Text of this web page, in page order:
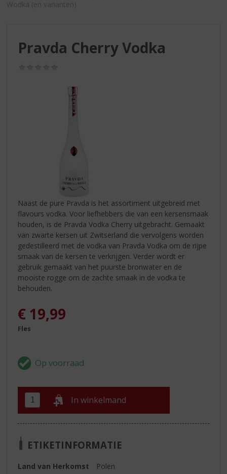
Wodka (en varianten)
Pravda Cherry Vodka
Naast de pure Pravda is het assortiment uitgebreid met
flavours vodka. Voor liefhebbers die van een kersensmaak
houden, is de Pravda Vodka Cherry uitgebracht. Gemaakt
van zwarte kersen uit Zwitserland die vervolgens worden
gedestilleerd met de vodka van Pravda Vodka om de rijpe
smaak van de kersen te verkrijgen. Verder wordt er
gebruik gemaakt van het puurste bronwater en de
mooiste rogge om de zachte smaak in de vodka te
behouden.
€ 19,99
Fles
In winkelmand
ETIKETINFORMATIE
Land van Herkomst
Polen